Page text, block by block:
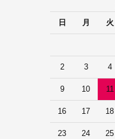
日
月 火
2 3 4
9 10 11
16 17 18
23 24 25